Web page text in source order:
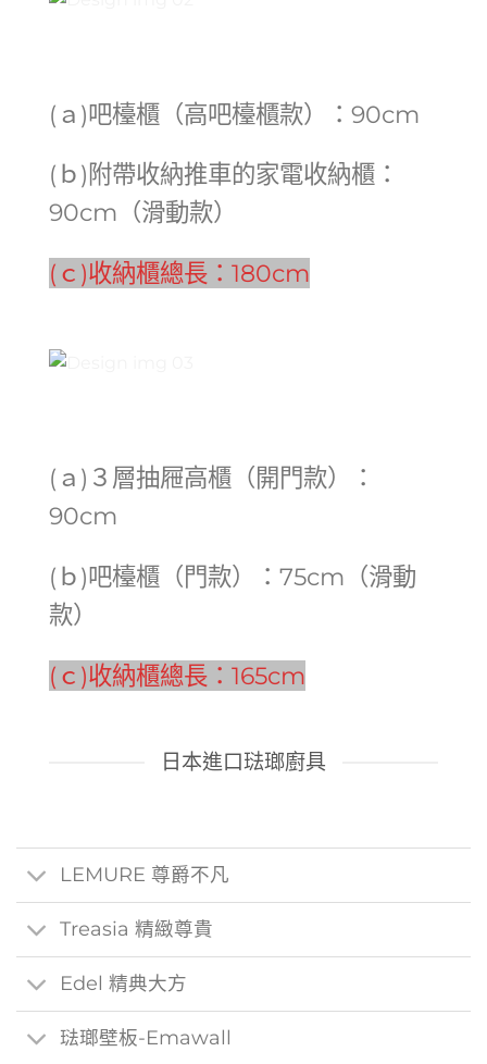
(ａ)吧檯櫃（高吧檯櫃款）：90cm
(ｂ)附帶收納推車的家電收納櫃：
90cm（滑動款）
(ｃ )收納櫃總長：180cm
(ａ)３層抽屜高櫃（開門款）：
90cm
(ｂ)吧檯櫃（門款）：75cm（滑動
款）
(ｃ)收納櫃總長：165cm
日本進口琺瑯廚具
LEMURE 尊爵不凡
Treasia 精緻尊貴
Edel 精典大方
琺瑯壁板-Emawall